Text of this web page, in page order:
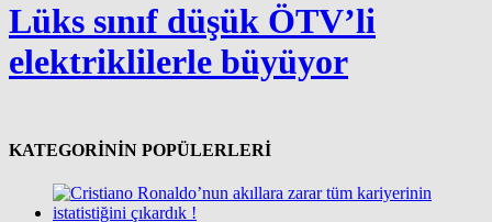
Lüks sınıf düşük ÖTV’li
elektriklilerle büyüyor
KATEGORİNİN POPÜLERLERİ